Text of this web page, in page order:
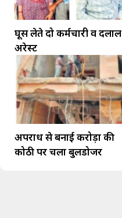
घूस लेते दो कर्मचारी व दलाल
अरेस्ट
अपराध से बनाई करोड़ों की
कोठी पर चला बुलडोजर